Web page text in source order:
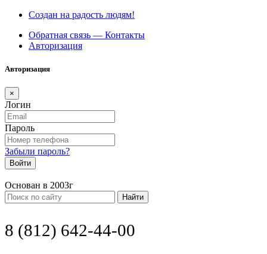
Создан на радость людям!
Обратная связь — Контакты
Авторизация
Авторизация
×
Логин
Пароль
Забыли пароль?
Войти
Основан в 2003г
Найти
8 (812) 642-44-00